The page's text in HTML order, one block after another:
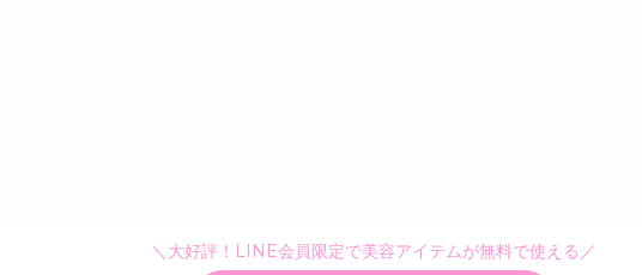
＼大好評！LINE会員限定で美容アイテムが無料で使える／